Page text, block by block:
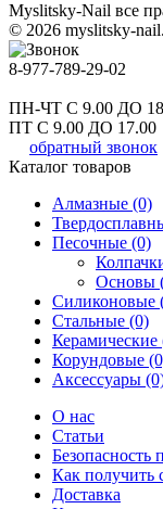
Myslitsky-Nail все
© 2026 myslitsky-
8-977-789-29-02
ПН-ЧТ С 9.00 ДО
ПТ С 9.00 ДО 17.00
обратный звонок
Каталог товаров
Алмазные (0)
Песочные (0)
Основы
Силиконовые
Стальные (0)
Керамические
Корундовые
Аксессуары
О нас
Статьи
Безопасность
Как получить
Доставка